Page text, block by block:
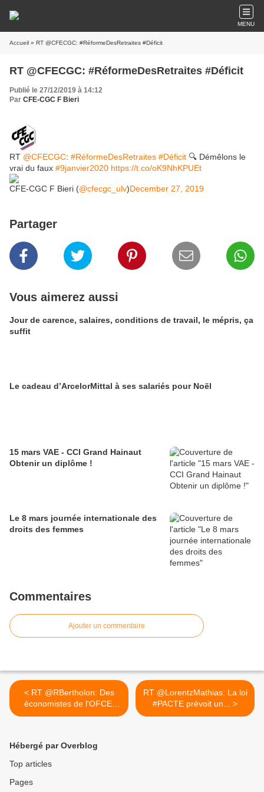
MENU
Accueil » RT @CFECGC: #RéformeDesRetraites #Déficit
RT @CFECGC: #RéformeDesRetraites #Déficit
Publié le 27/12/2019 à 14:12
Par CFE-CGC F Bieri
RT @CFECGC: #RéformeDesRetraites #Déficit 🔍 Démêlons le
vrai du faux #9janvier2020 https://t.co/oK9NhKPUEt
CFE-CGC F Bieri (@cfecgc_ulv)December 27, 2019
Partager
Vous aimerez aussi
Jour de carence, salaires, conditions de travail, le mépris, ça
suffit
Le cadeau d’ArcelorMittal à ses salariés pour Noël
15 mars VAE - CCI Grand Hainaut
Obtenir un diplôme !
Le 8 mars journée internationale des
droits des femmes
Commentaires
Ajouter un commentaire
< RT @RBertholon: Des
économistes de l'OFCE,
INSEE,...
RT @LorentzMathias: La loi
#PACTE prévoit un... >
Hébergé par Overblog
Top articles
Pages